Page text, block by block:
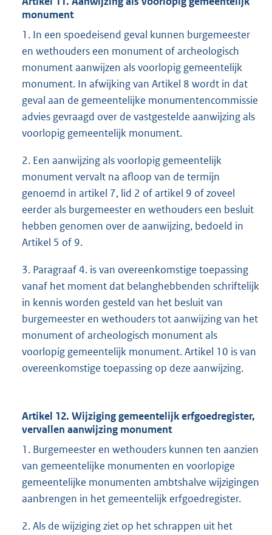
monument
1. In een spoedeisend geval kunnen burgemeester
en wethouders een monument of archeologisch
monument aanwijzen als voorlopig gemeentelijk
monument. In afwijking van Artikel 8 wordt in dat
geval aan de gemeentelijke monumentencommissie
advies gevraagd over de vastgestelde aanwijzing als
voorlopig gemeentelijk monument.
2. Een aanwijzing als voorlopig gemeentelijk
monument vervalt na afloop van de termijn
genoemd in artikel 7, lid 2 of artikel 9 of zoveel
eerder als burgemeester en wethouders een besluit
hebben genomen over de aanwijzing, bedoeld in
Artikel 5 of 9.
3. Paragraaf 4. is van overeenkomstige toepassing
vanaf het moment dat belanghebbenden schriftelijk
in kennis worden gesteld van het besluit van
burgemeester en wethouders tot aanwijzing van het
monument of archeologisch monument als
voorlopig gemeentelijk monument. Artikel 10 is van
overeenkomstige toepassing op deze aanwijzing.
Artikel 12. Wijziging gemeentelijk erfgoedregister,
vervallen aanwijzing monument
1. Burgemeester en wethouders kunnen ten aanzien
van gemeentelijke monumenten en voorlopige
gemeentelijke monumenten ambtshalve wijzigingen
aanbrengen in het gemeentelijk erfgoedregister.
2. Als de wijziging ziet op het schrappen uit het